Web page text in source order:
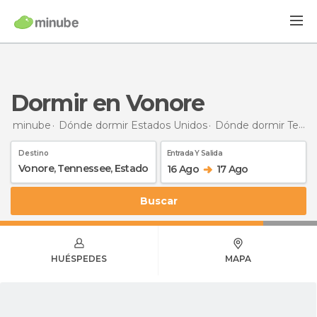
Dormir en Vonore
minube Dónde dormir Estados Unidos Dónde dormir Tennessee
Destino Entrada Y Salida
16 Ago 17 Ago
Buscar
HUÉSPEDES MAPA